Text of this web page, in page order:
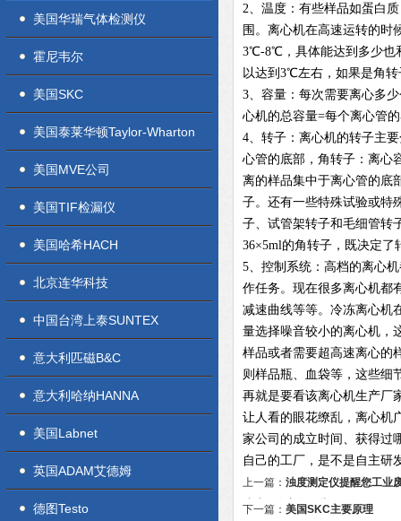
美国华瑞气体检测仪
霍尼韦尔
美国SKC
美国泰莱华顿Taylor-Wharton
美国MVE公司
美国TIF检漏仪
美国哈希HACH
北京连华科技
中国台湾上泰SUNTEX
意大利匹磁B&C
意大利哈纳HANNA
美国Labnet
英国ADAM艾德姆
德图Testo
2、温度：有些样品如蛋白
围。离心机在高速运转的时
3℃-8℃，具体能达到多少也
以达到3℃左右，如果是角
3、容量：每次需要离心多
心机的总容量=每个离心管
4、转子：离心机的转子主
心管的底部，角转子：离心
离的样品集中于离心管的底
子。还有一些特殊试验或特
子、试管架转子和毛细管转
36×5ml的角转子，既决定
5、控制系统：高档的离心
作任务。现在很多离心机都
减速曲线等等。冷冻离心机
量选择噪音较小的离心机，
样品或者需要超高速离心的
则样品瓶、血袋等，这些细
再就是要看该离心机生产厂
让人看的眼花缭乱，离心机
家公司的成立时间、获得过
自己的工厂，是不是自主研
上一篇： 浊度测定仪提醒您工业
造成的伤害有哪些？
下一篇： 美国SKC主要原理